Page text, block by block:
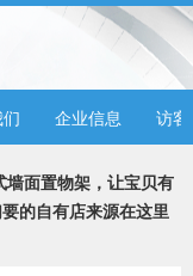
企业信息 访客
墙面置物架，让宝贝有
的自有店来源在这里